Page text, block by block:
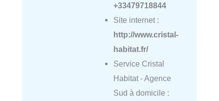
+33479718844
Site internet :
http://www.cristal-
habitat.fr/
Service Cristal
Habitat - Agence
Sud à domicile :